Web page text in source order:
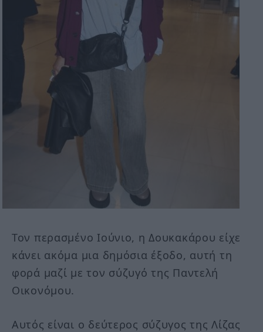
Τον περασμένο Ιούνιο, η Δουκακάρου είχε
κάνει ακόμα μια δημόσια έξοδο, αυτή τη
φορά μαζί με τον σύζυγό της Παντελή
Οικονόμου.
Αυτός είναι ο δεύτερος σύζυγος της Λίζας